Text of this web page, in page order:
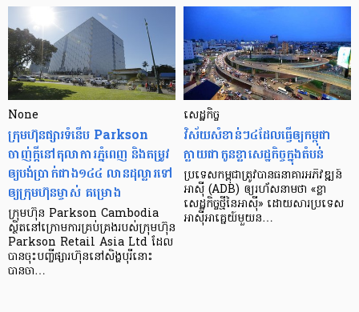
None
ក្រុមហ៊ុនផ្សារទំនើប Parkson
ចាញ់ក្ដីនៅតុលាការភ្នំពេញ និងតម្រូវ
ឲ្យបង់ប្រាក់ជាង១៤៤ លានដុល្លារទៅ
ឲ្យក្រុមហ៊ុនម្ចាស់ គម្រោង
ក្រុមហ៊ុន Parkson Cambodia
ស្ថិតនៅក្រោមការគ្រប់គ្រងរបស់ក្រុមហ៊ុន
Parkson Retail Asia Ltd ដែល
បានចុះបញ្ចីផ្សារហ៊ុននៅសិង្ហបុរីនោះ
បានចា…
សេដ្ឋកិច្ច​
វិស័យ​សំខាន់ៗ​៤​ដែល​ធ្វើ​ឲ្យ​កម្ពុជា​
ក្លាយ​ជា​កូន​ខ្លា​សេដ្ឋកិច្ច​ក្នុង​តំបន់
ប្រទេស​កម្ពុជា​ត្រូវ​បាន​ធនាគារ​អភិវឌ្ឍន៍​
អាស៊ី (ADB) ឲ្យ​រហ័ស​នាមថា «ខ្លា​
សេដ្ឋកិច្ច​ថ្មី​នៃ​អាស៊ី» ដោយសារ​ប្រទេស​
អាស៊ី​អាគ្នេយ៍​មួយ​ន…